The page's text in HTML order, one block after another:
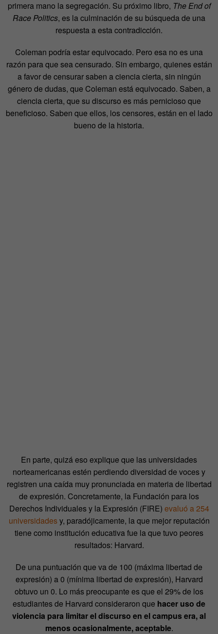
primera mano la segregación. Su próximo libro, The End of
Race Politics, es la culminación de su búsqueda de una
respuesta a esta contradicción.
Coleman podría estar equivocado. Pero esa no es una
razón para que sea censurado. Sin embargo, quienes están
a favor de censurar saben a ciencia cierta, sin ningún
género de dudas, que Coleman está equivocado. Saben, a
ciencia cierta, que su discurso es más pernicioso que
beneficioso. Saben que ellos, los censores, están en el lado
bueno de la historia.
En parte, quizá eso explique que las universidades
norteamericanas estén perdiendo diversidad de voces y
registren una caída muy pronunciada en materia de libertad
de expresión. Concretamente, la Fundación para los
Derechos Individuales y la Expresión (FIRE) evaluó a 254
universidadesy, paradójicamente, la que mejor reputación
tiene como institución educativa fue la que tuvo peores
resultados: Harvard.
De una puntuación que va de 100 (máxima libertad de
expresión) a 0 (mínima libertad de expresión), Harvard
obtuvo un 0. Lo más preocupante es que el 29% de los
estudiantes de Harvard consideraron que hacer uso de
violencia para limitar el discurso en el campus era, al
menos ocasionalmente, aceptable.